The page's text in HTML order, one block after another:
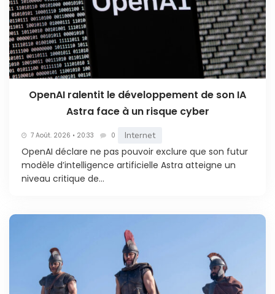
OpenAI ralentit le développement de son IA
Astra face à un risque cyber
7 Août. 2026 • 20:33 0 Internet
OpenAI déclare ne pas pouvoir exclure que son futur
modèle d’intelligence artificielle Astra atteigne un
niveau critique de...